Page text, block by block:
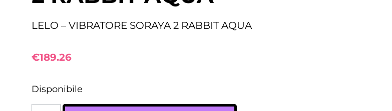
LELO – VIBRATORE SORAYA 2 RABBIT AQUA
€189.26
Disponibile